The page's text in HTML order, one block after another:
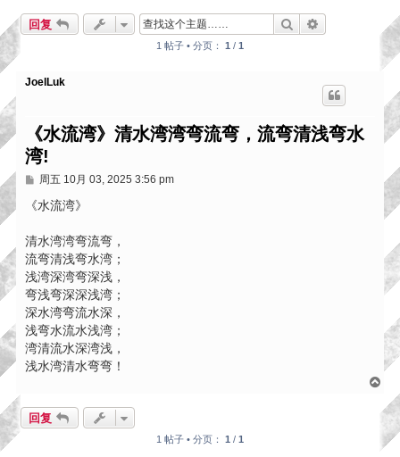
回复 搜索
1 帖子 • 分页： 1 / 1
JoelLuk
《水流湾》清水湾湾弯流弯，流弯清浅弯水
湾!
帖
周五 10月 03, 2025 3:56 pm
《水流湾》
清水湾湾弯流弯，
流弯清浅弯水湾；
浅湾深湾弯深浅，
弯浅弯深深浅湾；
深水湾弯流水深，
浅弯水流水浅湾；
湾清流水深湾浅，
浅水湾清水弯弯！
首
回复
1 帖子 • 分页： 1 / 1